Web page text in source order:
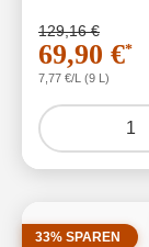
129,16 €
69,90 €*
7,77 €/L (9 L)
1
33% SPAREN